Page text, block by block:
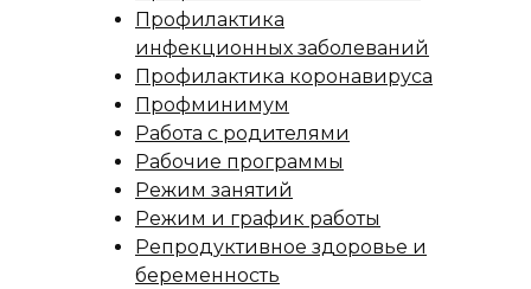
Профилактика
инфекционных заболеваний
Профилактика коронавируса
Профминимум
Работа с родителями
Рабочие программы
Режим занятий
Режим и график работы
Репродуктивное здоровье и
беременность